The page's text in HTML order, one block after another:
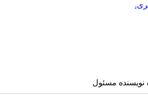
نویسنده مسئول